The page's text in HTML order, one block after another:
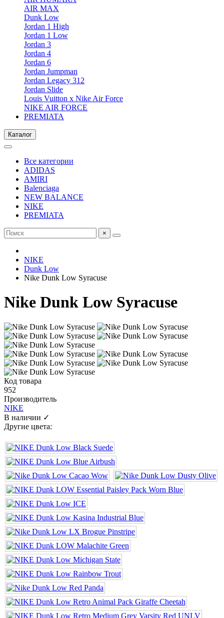
AIR MAX
Dunk Low
Jordan 1 High
Jordan 1 Low
Jordan 3
Jordan 4
Jordan 6
Jordan Jumpman
Jordan Legacy 312
Jordan Slide
Louis Vuitton x Nike Air Force
NIKE AIR FORCE
PREMIATA
Каталог
Все категории
ADIDAS
AMIRI
Balenciaga
NEW BALANCE
NIKE
PREMIATA
×
NIKE
Dunk Low
Nike Dunk Low Syracuse
Nike Dunk Low Syracuse
Код товара
952
Производитель
NIKE
В наличии ✓
Другие цвета: